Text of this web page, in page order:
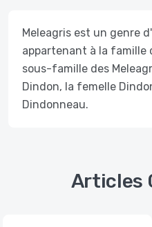
Meleagris est un genre
appartenant à la famille
sous-famille des
Dindon, la femelle
Dindonneau.
Articles